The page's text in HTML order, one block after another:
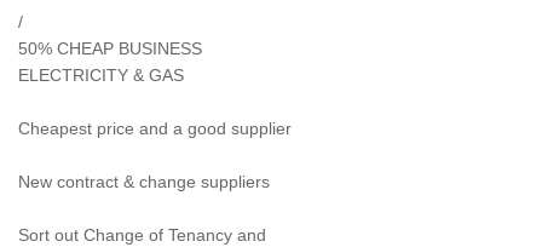
/
50% CHEAP BUSINESS
ELECTRICITY & GAS
Cheapest price and a good supplier
New contract & change suppliers
Sort out Change of Tenancy and